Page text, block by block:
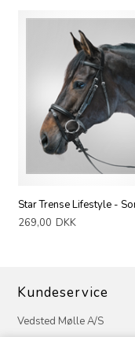
Star Trense Lifestyle -
269,00 DKK
Kundeservice
Vedsted Mølle A/S